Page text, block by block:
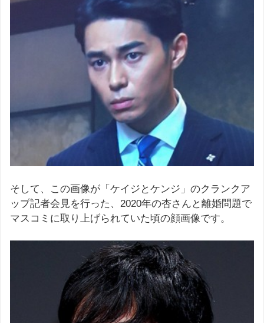
そして、この画像が「ケイジとケンジ」のクランクア
ップ記者会見を行った、2020年の杏さんと離婚問題で
マスコミに取り上げられていた頃の顔画像です。